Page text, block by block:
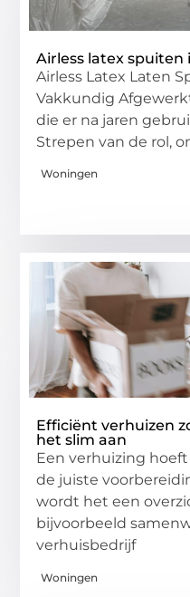
Airless latex spuiten
Airless Latex Laten
Vakkundig
die er na jaren
Strepen van de rol,
Woningen
Efficiënt verhuizen
het slim aan
Een verhuizing
de juiste
wordt het een
bijvoorbeeld
verhuisbedrijf
Woningen